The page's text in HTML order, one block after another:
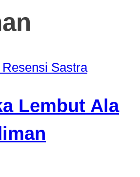
Resensi Sastra
Lembut Ala